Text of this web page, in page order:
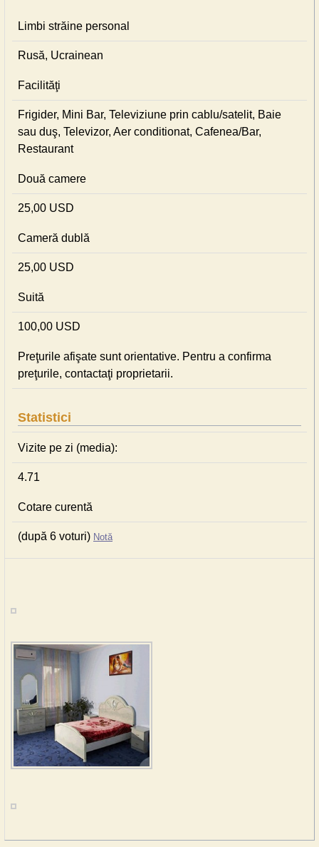
Limbi străine personal
Rusă, Ucrainean
Facilităţi
Frigider, Mini Bar, Televiziune prin cablu/satelit, Baie
sau duş, Televizor, Aer conditionat, Cafenea/Bar,
Restaurant
Două camere
25,00 USD
Cameră dublă
25,00 USD
Suită
100,00 USD
Preţurile afişate sunt orientative. Pentru a confirma
preţurile, contactaţi proprietarii.
Statistici
Vizite pe zi (media):
4.71
Cotare curentă
(după 6 voturi) Notă